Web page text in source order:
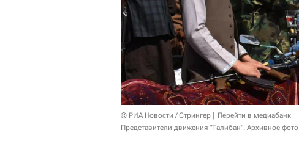
© РИА Новости / Стрингер
Перейти в медиабанк
Представители движения "Талибан". Архивное фото